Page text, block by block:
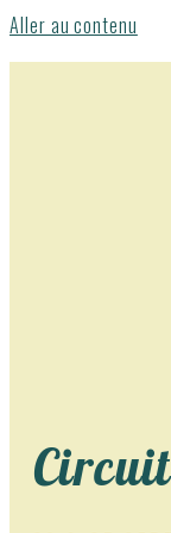
Aller au contenu